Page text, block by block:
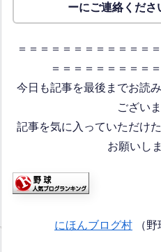
ーにご連絡くださ
＝＝＝＝＝＝＝＝＝＝＝＝
＝＝＝＝＝＝＝＝＝
今日も記事を最後までお読
ござい
記事を気に入っていただけ
お願いし
にほんブログ村 （